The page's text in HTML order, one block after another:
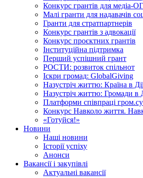
Конкурс грантів для медіа-
Малі гранти для надавачів
Гранти для стратпартнерів
Конкурс грантів з адвокації
Конкурс проєктних грантів
Інституційна підтримка
Перший успішний грант
РОСТИ: розвиток спільнот
Іскри громад: GlobalGiving
Назустріч життю: Країна в
Назустріч життю: Громади в
Платформи співпраці
Конкурс Навколо життя.
«Готуйся!»
Новини
Наші новини
Історії успіху
Анонси
Вакансії і закупівлі
Актуальні вакансії